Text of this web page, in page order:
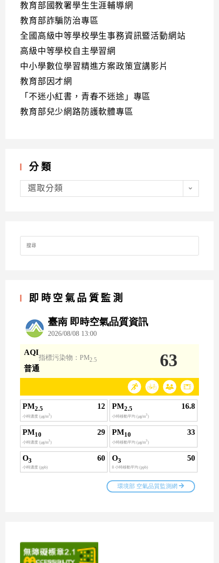
教育部國教署學生生涯輔導網
教育部詐騙防治專區
全國高級中等學校學生事務資訊暨活動網站
高級中等學校自主學習網
中小學數位學習精進方案政策宣講影片
教育部因才網
「不迷小紅書，青春不迷途」專區
教育部兒少網路防護軟體專區
分類
分
類選取分類
Search
for:
即時空氣品質監測